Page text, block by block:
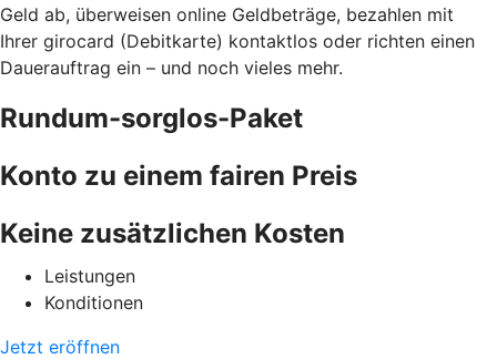
Geld ab, überweisen online Geldbeträge, bezahlen mit
Ihrer girocard (Debitkarte) kontaktlos oder richten einen
Dauerauftrag ein – und noch vieles mehr.
Rundum-sorglos-Paket
Konto zu einem fairen Preis
Keine zusätzlichen Kosten
Leistungen
Konditionen
Jetzt eröffnen